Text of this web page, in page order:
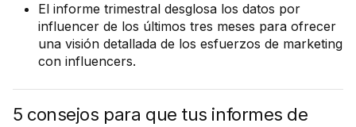
El informe trimestral desglosa los datos por
influencer de los últimos tres meses para ofrecer
una visión detallada de los esfuerzos de marketing
con influencers.
5 consejos para que tus informes de